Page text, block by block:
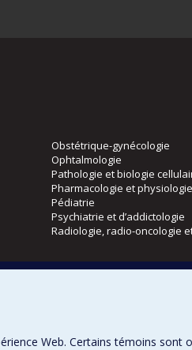
Obstétrique-gynécologie
Ophtalmologie
Pathologie et biologie
Pharmacologie et physiologie
Pédiatrie
Psychiatrie et d’addictologie
Radiologie, radio-oncologie
Web. Certains témoins